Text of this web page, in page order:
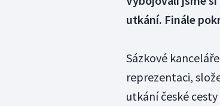
utkání. Finále
Sázkové
reprezentaci,
utkání české